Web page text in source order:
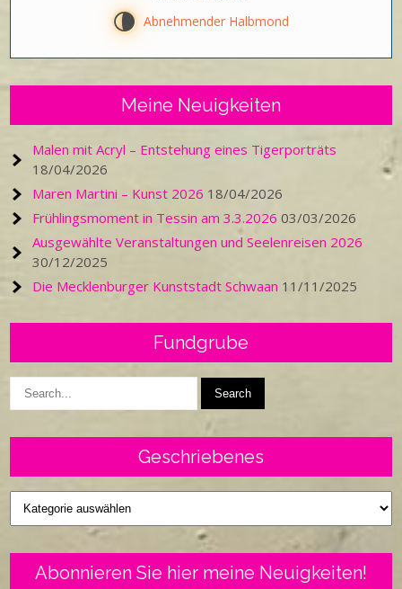
U Abnehmender Halbmond
Meine Neuigkeiten
Malen mit Acryl – Entstehung eines Tigerporträts
18/04/2026
Maren Martini – Kunst 2026 18/04/2026
Frühlingsmoment in Tessin am 3.3.2026 03/03/2026
Ausgewählte Veranstaltungen und Seelenreisen 2026
30/12/2025
Die Mecklenburger Kunststadt Schwaan 11/11/2025
Fundgrube
Geschriebenes
Geschriebenes
Abonnieren Sie hier meine Neuigkeiten!